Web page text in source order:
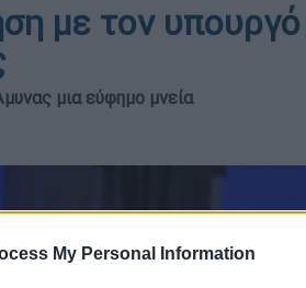
My Personal Information
με τον υπουργό
μια εύφημο μνεία